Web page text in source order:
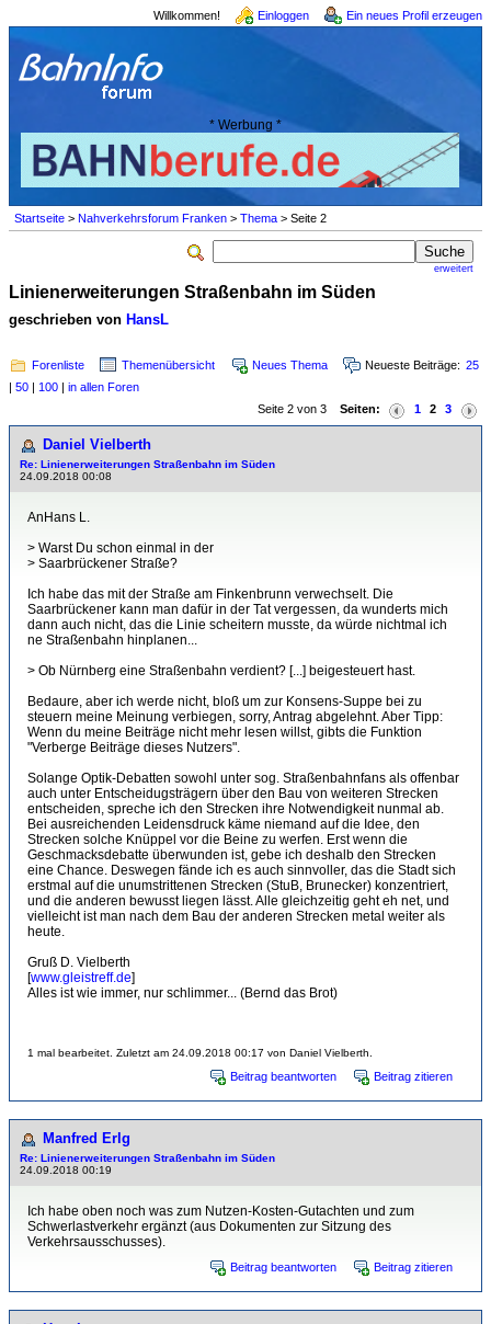
Willkommen! Einloggen Ein neues Profil erzeugen
* Werbung *
Startseite > Nahverkehrsforum Franken > Thema > Seite 2
erweitert
Linienerweiterungen Straßenbahn im Süden
geschrieben von HansL
Forenliste Themenübersicht Neues Thema Neueste Beiträge: 25
| 50 | 100 | in allen Foren
Seite 2 von 3 Seiten: 1 2 3
Daniel Vielberth
Re: Linienerweiterungen Straßenbahn im Süden
24.09.2018 00:08
AnHans L.
> Warst Du schon einmal in der
> Saarbrückener Straße?
Ich habe das mit der Straße am Finkenbrunn verwechselt. Die
Saarbrückener kann man dafür in der Tat vergessen, da wunderts mich
dann auch nicht, das die Linie scheitern musste, da würde nichtmal ich
ne Straßenbahn hinplanen...
> Ob Nürnberg eine Straßenbahn verdient? [...] beigesteuert hast.
Bedaure, aber ich werde nicht, bloß um zur Konsens-Suppe bei zu
steuern meine Meinung verbiegen, sorry, Antrag abgelehnt. Aber Tipp:
Wenn du meine Beiträge nicht mehr lesen willst, gibts die Funktion
"Verberge Beiträge dieses Nutzers".
Solange Optik-Debatten sowohl unter sog. Straßenbahnfans als offenbar
auch unter Entscheidugsträgern über den Bau von weiteren Strecken
entscheiden, spreche ich den Strecken ihre Notwendigkeit nunmal ab.
Bei ausreichenden Leidensdruck käme niemand auf die Idee, den
Strecken solche Knüppel vor die Beine zu werfen. Erst wenn die
Geschmacksdebatte überwunden ist, gebe ich deshalb den Strecken
eine Chance. Deswegen fände ich es auch sinnvoller, das die Stadt sich
erstmal auf die unumstrittenen Strecken (StuB, Brunecker) konzentriert,
und die anderen bewusst liegen lässt. Alle gleichzeitig geht eh net, und
vielleicht ist man nach dem Bau der anderen Strecken metal weiter als
heute.
Gruß D. Vielberth
[www.gleistreff.de]
Alles ist wie immer, nur schlimmer... (Bernd das Brot)
1 mal bearbeitet. Zuletzt am 24.09.2018 00:17 von Daniel Vielberth.
Beitrag beantworten Beitrag zitieren
Manfred Erlg
Re: Linienerweiterungen Straßenbahn im Süden
24.09.2018 00:19
Ich habe oben noch was zum Nutzen-Kosten-Gutachten und zum
Schwerlastverkehr ergänzt (aus Dokumenten zur Sitzung des
Verkehrsausschusses).
Beitrag beantworten Beitrag zitieren